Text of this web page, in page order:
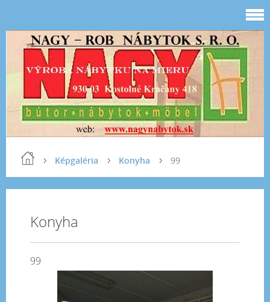
Képgaléria Konyha 99
Konyha
99